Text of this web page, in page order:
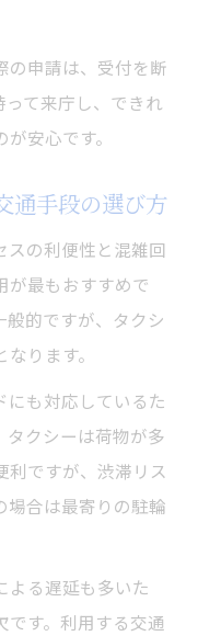
の申請は、受付を断
て来庁し、できれ
安心です。
通手段の選び方
スの利便性と混雑回
が最もおすすめで
般的ですが、タクシ
ります。
にも対応しているた
タクシーは荷物が多
利ですが、渋滞リス
場合は最寄りの駐輪
よる遅延も多いた
す。利用する交通